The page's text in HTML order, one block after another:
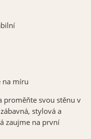
na míru
proměňte svou stěnu v
stylová a
zaujme na první